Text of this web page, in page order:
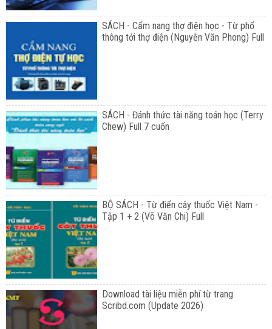
SÁCH - Cẩm nang thợ điện học - Từ phổ
thông tới thợ điện (Nguyễn Văn Phong) Full
SÁCH - Đánh thức tài năng toán học (Terry
Chew) Full 7 cuốn
BỘ SÁCH - Từ điển cây thuốc Việt Nam -
Tập 1 + 2 (Võ Văn Chi) Full
Download tài liệu miễn phí từ trang
Scribd.com (Update 2026)